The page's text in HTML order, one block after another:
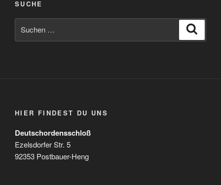
SUCHE
nach:
HIER FINDEST DU UNS
Deutschordensschloß
Ezelsdorfer Str. 5
92353 Postbauer-Heng